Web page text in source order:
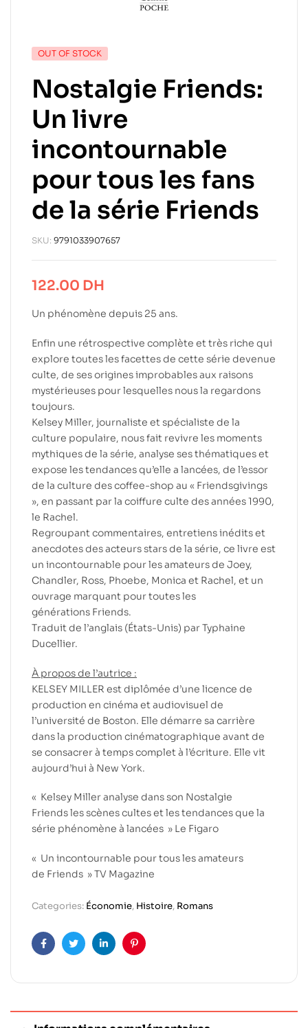
OUT OF STOCK
Nostalgie Friends:
Un livre
incontournable
pour tous les fans
de la série Friends
SKU: 9791033907657
122.00 DH
Un phénomène depuis 25 ans.
Enfin une rétrospective complète et très riche qui
explore toutes les facettes de cette série devenue
culte, de ses origines improbables aux raisons
mystérieuses pour lesquelles nous la regardons
toujours.
Kelsey Miller, journaliste et spécialiste de la
culture populaire, nous fait revivre les moments
mythiques de la série, analyse ses thématiques et
expose les tendances qu’elle a lancées, de l’essor
de la culture descoffee-shop au « Friendsgivings
», en passant par la coiffure culte des années 1990,
le Rachel.
Regroupant commentaires, entretiens inédits et
anecdotes des acteurs stars de la série, ce livre est
un incontournable pour les amateurs de Joey,
Chandler, Ross, Phoebe, Monica et Rachel, et un
ouvrage marquant pour toutes les
générations Friends.
Traduit de l’anglais (États-Unis) par Typhaine
Ducellier.
À propos de l’autrice :
KELSEY MILLER est diplômée d’une licence de
production en cinéma et audiovisuel de
l’université de Boston. Elle démarre sa carrière
dans la production cinématographique avant de
se consacrer à temps complet à l’écriture. Elle vit
aujourd’hui à New York.
« Kelsey Miller analyse dans son Nostalgie
Friendsles scènes cultes et les tendances que la
série phénomène à lancées » Le Figaro
« Un incontournable pour tous les amateurs
de Friends »TV Magazine
Categories: Économie, Histoire, Romans
FacebookTwitterLinkedinPinterest